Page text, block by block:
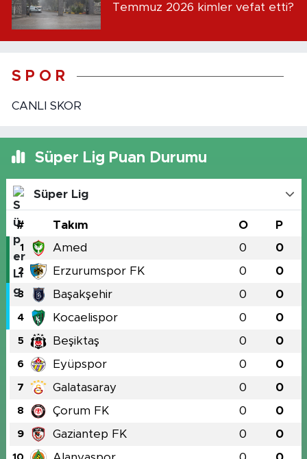
Temmuz 2026 kimler vefat etti?
S P O R
CANLI SKOR
Süper Lig Puan Durumu
Süper Lig
# Takım O P
1 Amed 0 0
2 Erzurumspor FK 0 0
3 Başakşehir 0 0
4 Kocaelispor 0 0
5 Beşiktaş 0 0
6 Eyüpspor 0 0
7 Galatasaray 0 0
8 Çorum FK 0 0
9 Gaziantep FK 0 0